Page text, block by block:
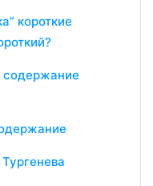
короткие
содержание